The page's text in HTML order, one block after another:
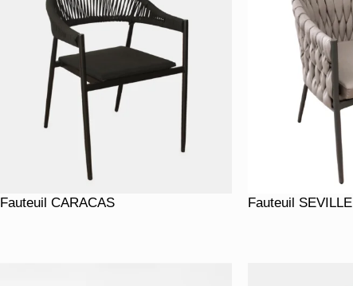
Fauteuil CARACAS Fauteuil SEVILLE